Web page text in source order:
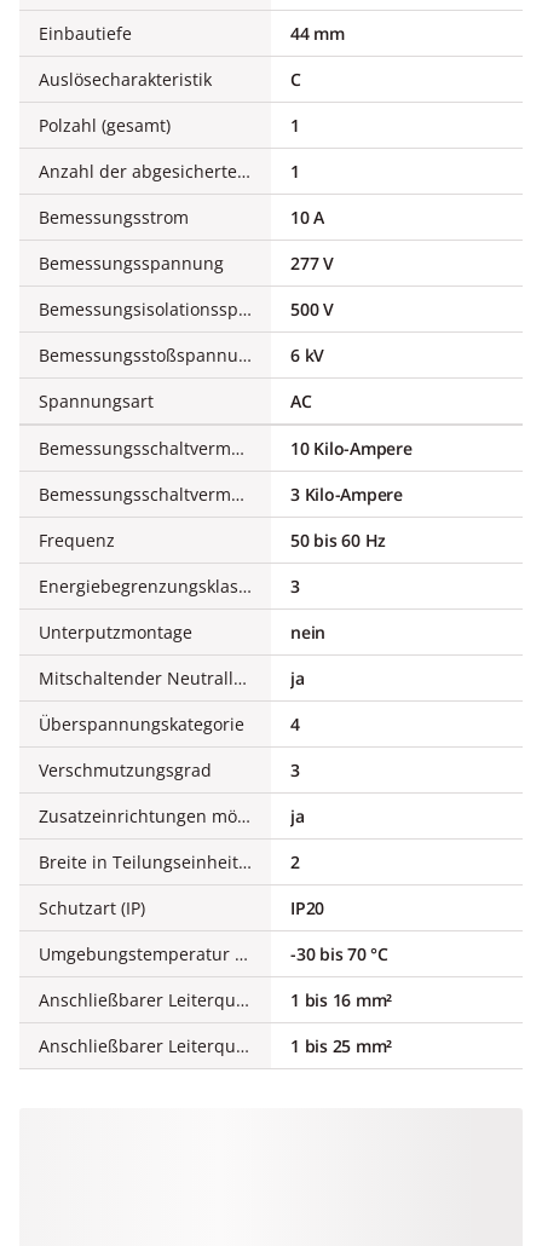
Einbautiefe
44 mm
Auslösecharakteristik
C
Polzahl (gesamt)
1
Anzahl der abgesicherten Pole
1
Bemessungsstrom
10 A
Bemessungsspannung
277 V
Bemessungsisolationsspannung Ui
500 V
Bemessungsstoßspannungsfestigkeit Uimp
6 kV
Spannungsart
AC
Bemessungsschaltvermögen Icu nach IEC 60947-2 bei 230 V
10 Kilo-Ampere
Bemessungsschaltvermögen Icu nach IEC 60947-2 bei 400 V
3 Kilo-Ampere
Frequenz
50 bis 60 Hz
Energiebegrenzungsklasse
3
Unterputzmontage
nein
Mitschaltender Neutralleiter
ja
Überspannungskategorie
4
Verschmutzungsgrad
3
Zusatzeinrichtungen möglich
ja
Breite in Teilungseinheiten
2
Schutzart (IP)
IP20
Umgebungstemperatur während des Betriebs
-30 bis 70 °C
Anschließbarer Leiterquerschnitt mehrdrähtig
1 bis 16 mm²
Anschließbarer Leiterquerschnitt eindrähtig
1 bis 25 mm²